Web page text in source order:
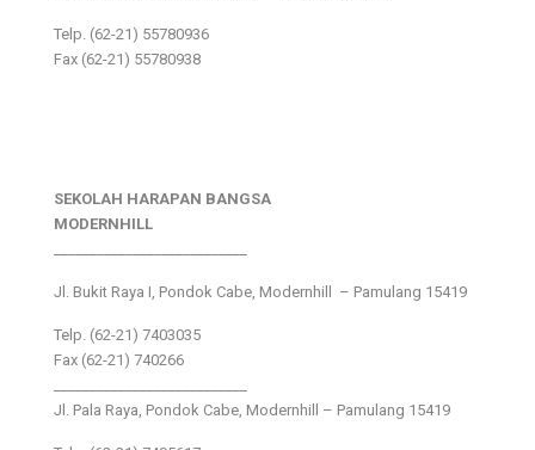
Telp. (62-21) 55780936
Fax (62-21) 55780938
SEKOLAH HARAPAN BANGSA
MODERNHILL
Jl. Bukit Raya I, Pondok Cabe, Modernhill – Pamulang 15419
Telp. (62-21) 7403035
Fax (62-21) 740266
Jl. Pala Raya, Pondok Cabe, Modernhill – Pamulang 15419